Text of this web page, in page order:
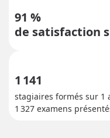
91 %
de satisfaction
1 141
stagiaires formés sur 1
1 327 examens